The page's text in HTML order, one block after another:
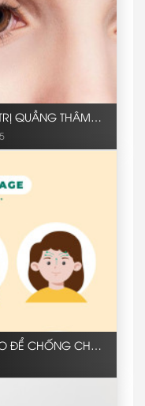
QUẦNG THÂM
ĐỂ CHỐNG CHẢY